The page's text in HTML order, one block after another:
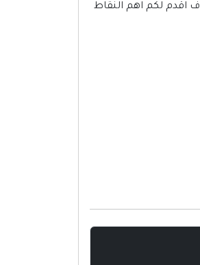
اقدم لكم اهم النقاط